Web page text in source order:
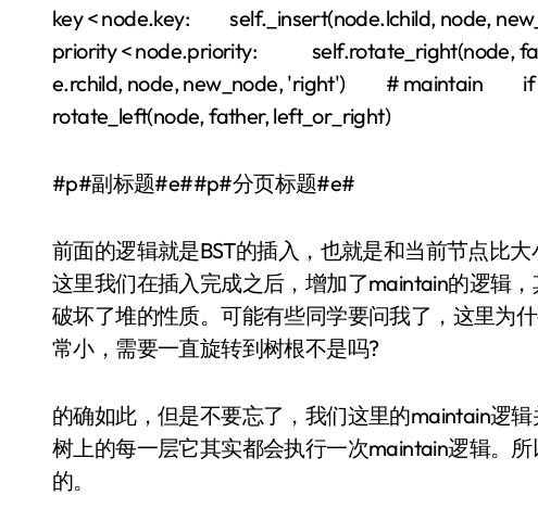
key < node.key: self._insert(node.lchild, node,
priority < node.priority: self.rotate_right(node,
e.rchild, node, new_node, 'right') # maintain
rotate_left(node, father, left_or_right)
#p#副标题#e##p#分页标题#e#
前面的逻辑就是BST的插入，也就是和当前节点比
这里我们在插入完成之后，增加了maintain的逻辑
破坏了堆的性质。可能有些同学要问我了，这里为
常小，需要一直旋转到树根不是吗?
的确如此，但是不要忘了，我们这里的maintain逻
树上的每一层它其实都会执行一次maintain逻辑。
的。